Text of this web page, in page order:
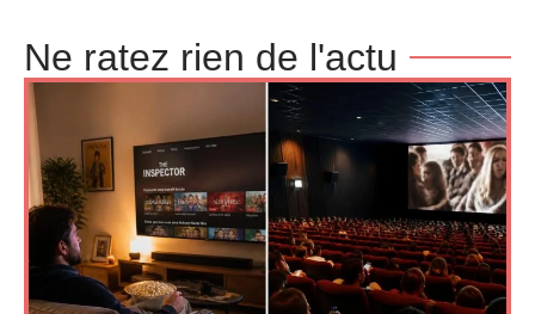
Ne ratez rien de l'actu